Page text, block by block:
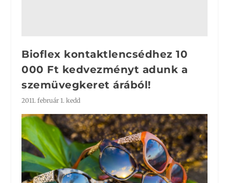
Bioflex kontaktlencsédhez 10
000 Ft kedvezményt adunk a
szemüvegkeret árából!
2011. február 1. kedd